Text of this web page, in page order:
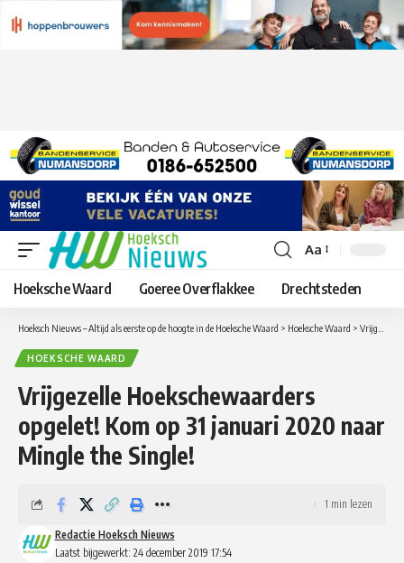
Lettergrootte
aanpassen
Aa
Hoeksche Waard Goeree Overflakkee Drechtsteden
Hoeksch Nieuws – Altijd als eerste op de hoogte in de Hoeksche Waard > Hoeksche Waard > Vrijgezelle Hoekschewaarders opgelet! Kom op 31 januari 2020 naar Mingle the Single!
HOEKSCHE WAARD
Vrijgezelle Hoekschewaarders
opgelet! Kom op 31 januari 2020 naar
Mingle the Single!
Laatst bijgewerkt: 24 december 2019 17:54
Redactie Hoeksch Nieuws
1 min lezen